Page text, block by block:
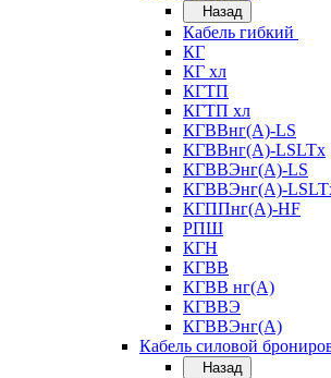
Назад
Кабель гибкий
КГ
КГ хл
КГТП
КГТП хл
КГВВнг(А)-LS
КГВВнг(А)-LSLTx
КГВВЭнг(А)-LS
КГВВЭнг(А)-
КГППнг(А)-HF
РПШ
КГН
КГВВ
КГВВ нг(А)
КГВВЭ
КГВВЭнг(А)
Кабель силовой
Назад